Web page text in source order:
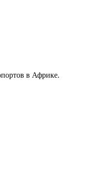
в Африке.